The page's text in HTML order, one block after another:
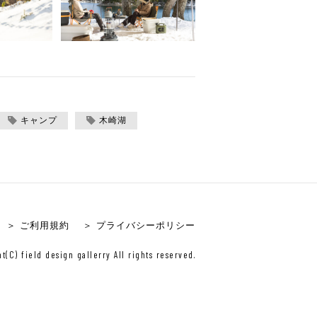
キャンプ 木崎湖
＞ ご利用規約 ＞ プライバシーポリシー
field design gallerry All rights reserved.